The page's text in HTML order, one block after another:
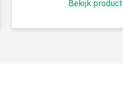
Bekijk product